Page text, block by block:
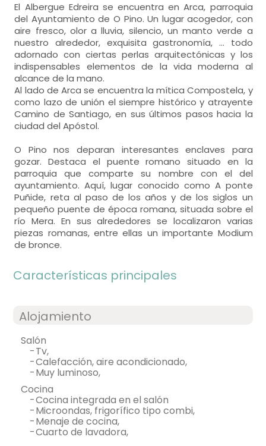
El Albergue Edreira se encuentra en Arca, parroquia
del Ayuntamiento de O Pino. Un lugar acogedor, con
aire fresco, olor a lluvia, silencio, un manto verde a
nuestro alrededor, exquisita gastronomía, ... todo
adornado con ciertas perlas arquitectónicas y los
indispensables elementos de la vida moderna al
alcance de la mano.
Al lado de Arca se encuentra la mítica Compostela, y
como lazo de unión el siempre histórico y atrayente
Camino de Santiago, en sus últimos pasos hacia la
ciudad del Apóstol.
O Pino nos deparan interesantes enclaves para
gozar. Destaca el puente romano situado en la
parroquia que comparte su nombre con el del
ayuntamiento. Aquí, lugar conocido como A ponte
Puñide, reta al paso de los años y de los siglos un
pequeño puente de época romana, situada sobre el
río Mera. En sus alrededores se localizaron varias
piezas romanas, entre ellas un importante Modium
de bronce.
Características principales
Alojamiento
salón
- tv,
- calefacción, aire acondicionado,
-
muy luminoso,
cocina
- cocina integrada en el salón
- microondas, frigorífico tipo combi,
- menaje de cocina,
-
cuarto de lavadora,